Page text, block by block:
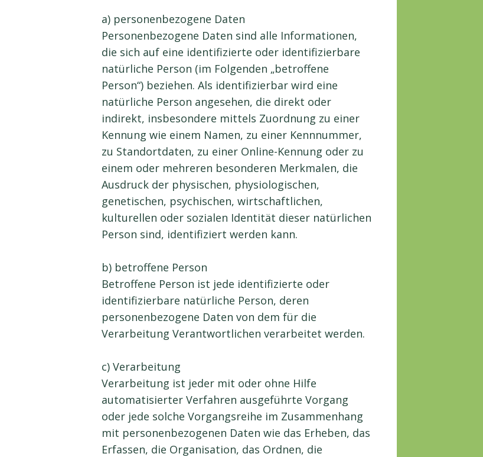
a) personenbezogene Daten
Personenbezogene Daten sind alle Informationen,
die sich auf eine identifizierte oder identifizierbare
natürliche Person (im Folgenden „betroffene
Person“) beziehen. Als identifizierbar wird eine
natürliche Person angesehen, die direkt oder
indirekt, insbesondere mittels Zuordnung zu einer
Kennung wie einem Namen, zu einer Kennnummer,
zu Standortdaten, zu einer Online-Kennung oder zu
einem oder mehreren besonderen Merkmalen, die
Ausdruck der physischen, physiologischen,
genetischen, psychischen, wirtschaftlichen,
kulturellen oder sozialen Identität dieser natürlichen
Person sind, identifiziert werden kann.
b) betroffene Person
Betroffene Person ist jede identifizierte oder
identifizierbare natürliche Person, deren
personenbezogene Daten von dem für die
Verarbeitung Verantwortlichen verarbeitet werden.
c) Verarbeitung
Verarbeitung ist jeder mit oder ohne Hilfe
automatisierter Verfahren ausgeführte Vorgang
oder jede solche Vorgangsreihe im Zusammenhang
mit personenbezogenen Daten wie das Erheben, das
Erfassen, die Organisation, das Ordnen, die